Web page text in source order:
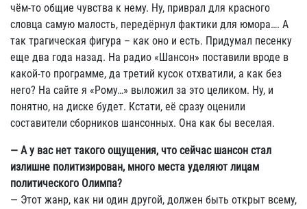
чём-то общие чувства к нему. Ну, приврал для красного
словца самую малость, передёрнул фактики для юмора…. А
так трагическая фигура – как оно и есть. Придумал песенку
еще два года назад. На радио «Шансон» поставили вроде в
какой-то программе, да третий кусок отхватили, а как без
него? На сайте я «Рому…» выложил за это целиком. Ну, и
понятно, на диске будет. Кстати, её сразу оценили
составители сборников шансонных. Она как бы веселая.
— А у вас нет такого ощущения, что сейчас шансон стал
излишне политизирован, много места уделяют лицам
политического Олимпа?
— Этот жанр, как ни один другой, должен быть открыт всему,